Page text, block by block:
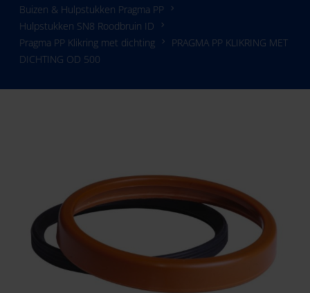
Buizen & Hulpstukken Pragma PP
Hulpstukken SN8 Roodbruin ID
Pragma PP Klikring met dichting
PRAGMA PP KLIKRING MET
DICHTING OD 500